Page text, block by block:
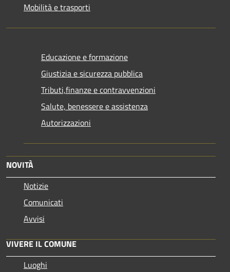
Mobilità e trasporti
Educazione e formazione
Giustizia e sicurezza pubblica
Tributi,finanze e contravvenzioni
Salute, benessere e assistenza
Autorizzazioni
NOVITÀ
Notizie
Comunicati
Avvisi
VIVERE IL COMUNE
Luoghi